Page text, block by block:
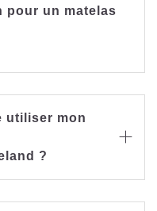
pour un matelas
utiliser mon
?
